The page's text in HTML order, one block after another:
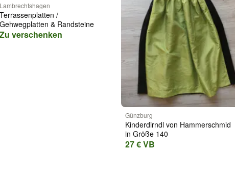
Lambrechtshagen
Terrassenplatten /
Gehwegplatten & Randsteine
Zu verschenken
Günzburg
Kinderdirndl von Hammerschmid
in Größe 140
27 € VB